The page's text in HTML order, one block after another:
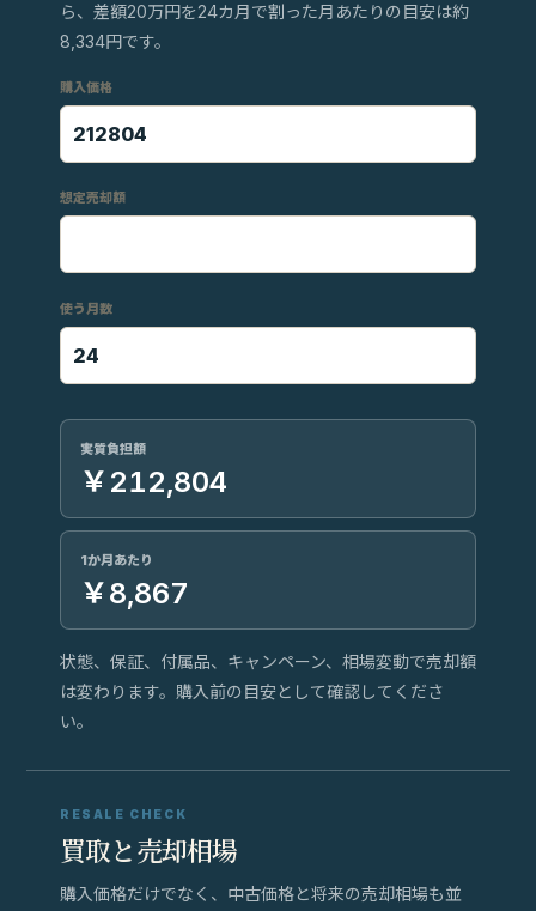
ら、差額20万円を24カ月で割った月あたりの目安は約
8,334円です。
購入価格
想定売却額
使う月数
実質負担額
￥212,804
1か月あたり
￥8,867
状態、保証、付属品、キャンペーン、相場変動で売却額
は変わります。購入前の目安として確認してくださ
い。
RESALE CHECK
買取と売却相場
購入価格だけでなく、中古価格と将来の売却相場も並